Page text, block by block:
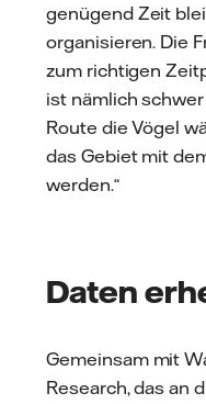
genügend Zeit
organisieren. Die
zum richtigen
ist nämlich
Route die Vögel
das Gebiet mit
werden.“
Daten
Gemeinsam mit
Research, das an